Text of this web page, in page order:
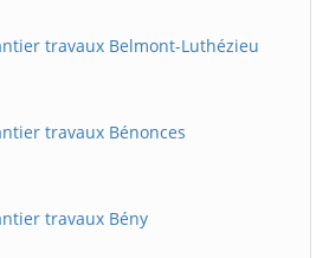
travaux Belmont-Luthézieu
travaux Bénonces
travaux Bény